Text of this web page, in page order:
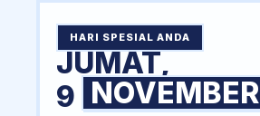
HARI SPESIAL ANDA
JUMAT,
9 NOVEMBER